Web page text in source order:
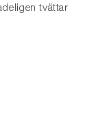
tvättar